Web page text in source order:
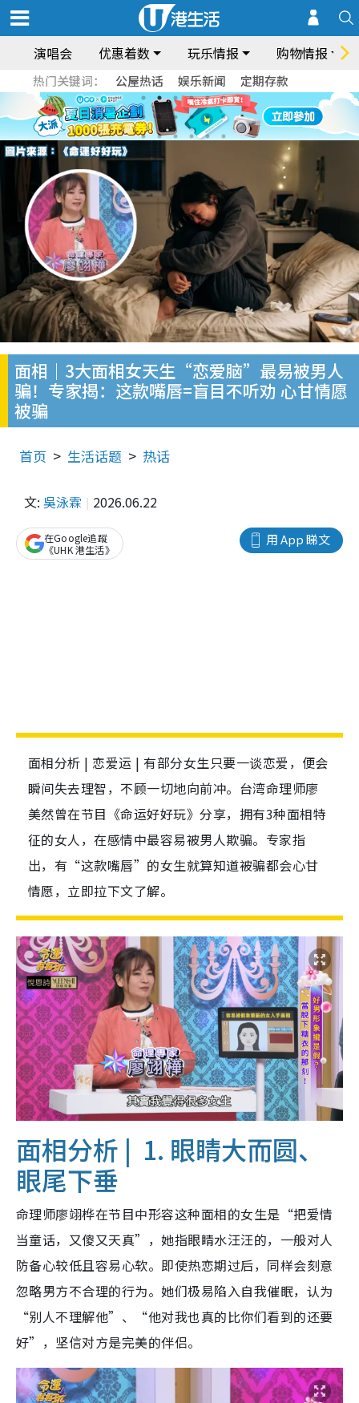
演唱会 优惠着数 玩乐情报 购物情报
热门关键词： 公屋热话 娱乐新闻 定期存款
面相｜3大面相女天生“恋爱脑”最易被男人
骗！专家揭：这款嘴唇=盲目不听劝 心甘情愿
被骗
首页 生活话题 热话
文: 吳泳霖 2026.06.22
用 App 睇文
在Google追蹤
《UHK 港生活》
面相分析 | 恋爱运 | 有部分女生只要一谈恋爱，便会
瞬间失去理智，不顾一切地向前冲。台湾命理师廖
美然曾在节目《命运好好玩》分享，拥有3种面相特
征的女人，在感情中最容易被男人欺骗。专家指
出，有“这款嘴唇”的女生就算知道被骗都会心甘
情愿，立即拉下文了解。
面相分析 | 1. 眼睛大而圆、
眼尾下垂
命理师廖翊桦在节目中形容这种面相的女生是“把爱情
当童话，又傻又天真”，她指眼睛水汪汪的，一般对人
防备心较低且容易心软。即使热恋期过后，同样会刻意
忽略男方不合理的行为。她们极易陷入自我催眠，认为
“别人不理解他”、“他对我也真的比你们看到的还要
好”，坚信对方是完美的伴侣。